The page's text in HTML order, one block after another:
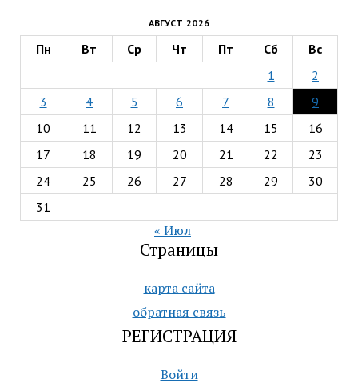
АВГУСТ 2026
Пн Вт Ср Чт Пт Сб
Вс
1
2
3
4 5 6 7 8
9
10
11 12 13 14 15
16
17
18 19 20 21 22
23
24
25 26 27 28 29
30
31
« Июл
Страницы
карта сайта
обратная связь
РЕГИСТРАЦИЯ
Войти